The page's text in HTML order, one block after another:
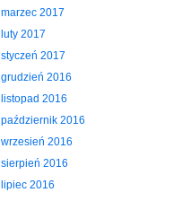
marzec 2017
luty 2017
styczeń 2017
grudzień 2016
listopad 2016
październik 2016
wrzesień 2016
sierpień 2016
lipiec 2016